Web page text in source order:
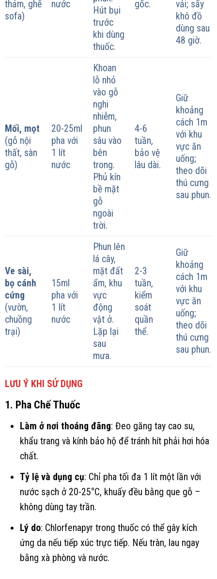
thảm, ghế
sofa)
nước
Hút bụi
trước
khi dùng
thuốc.
gốc.
vải; sấy
khô đồ
dùng sau
48 giờ.
Mối, mọt
(gỗ nội
thất, sàn
gỗ)
20-25ml
pha với
1 lít
nước
Khoan
lỗ nhỏ
vào gỗ
nghi
nhiễm,
phun
sâu vào
bên
trong.
Phủ kín
bề mặt
gỗ
ngoài
trời.
4-6
tuần,
bảo vệ
lâu dài.
Giữ
khoảng
cách 1m
với khu
vực ăn
uống;
theo dõi
thú cưng
sau phun.
Ve sài,
bọ cánh
cứng
(vườn,
chuồng
trại)
15ml
pha với
1 lít
nước
Phun lên
lá cây,
mặt đất
ẩm, khu
vực
động
vật ở.
Lặp lại
sau
mưa.
2-3
tuần,
kiểm
soát
quần
thể.
Giữ
khoảng
cách 1m
với khu
vực ăn
uống;
theo dõi
thú cưng
sau phun.
LƯU Ý KHI SỬ DỤNG
1. Pha Chế Thuốc
Làm ở nơi thoáng đãng: Đeo găng tay cao su,
khẩu trang và kính bảo hộ để tránh hít phải hơi hóa
chất.
Tỷ lệ và dụng cụ: Chỉ pha tối đa 1 lít một lần với
nước sạch ở 20-25°C, khuấy đều bằng que gỗ –
không dùng tay trần.
Lý do: Chlorfenapyr trong thuốc có thể gây kích
ứng da nếu tiếp xúc trực tiếp. Nếu tràn, lau ngay
bằng xà phòng và nước.